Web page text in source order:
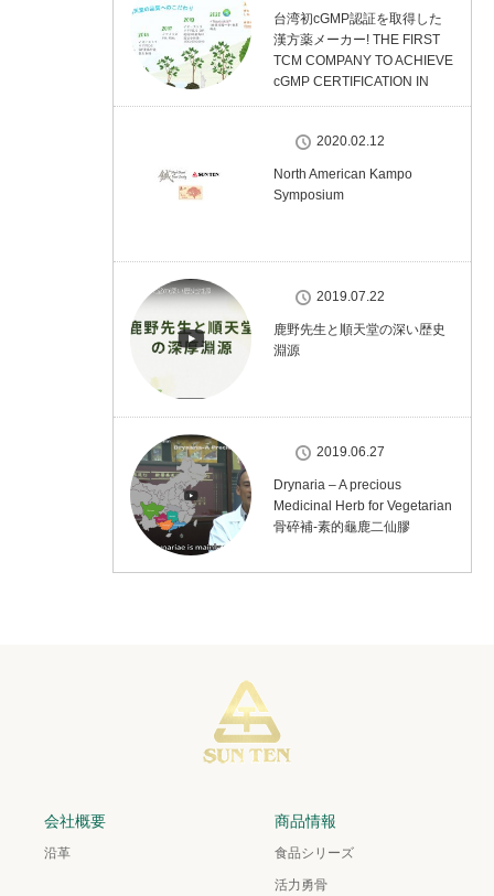
台湾初cGMP認証を取得した
漢方薬メーカー! THE FIRST
TCM COMPANY TO ACHIEVE
cGMP CERTIFICATION IN
2020.02.12
North American Kampo
Symposium
2019.07.22
鹿野先生と順天堂の深い歴史
淵源
2019.06.27
Drynaria – A precious
Medicinal Herb for Vegetarian
骨碎補-素的龜鹿二仙膠
会社概要
沿革
商品情報
食品シリーズ
活力勇骨